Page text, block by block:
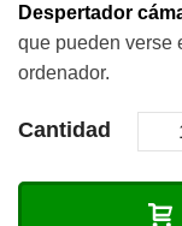
Despertador
que pueden verse
ordenador.
Cantidad